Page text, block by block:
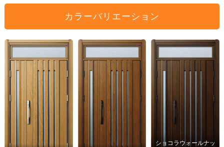
カラーバリエーション
ショコラウォールナッ